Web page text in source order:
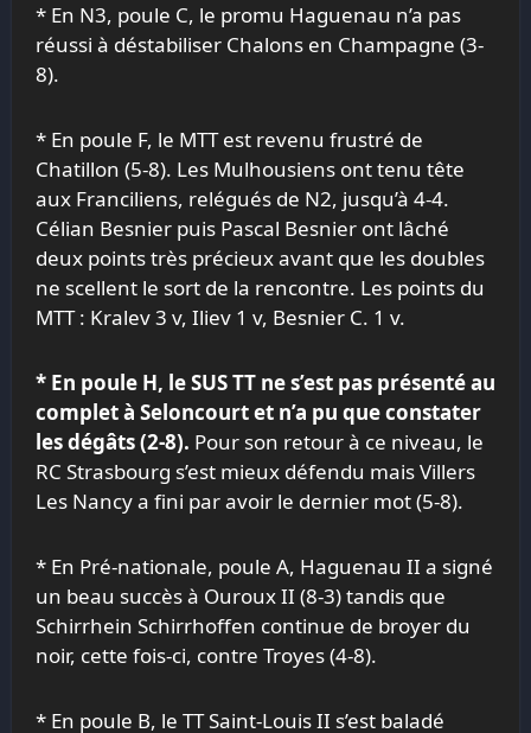
* En N3, poule C, le promu Haguenau n’a pas
réussi à déstabiliser Chalons en Champagne (3-
8).
* En poule F, le MTT est revenu frustré de
Chatillon (5-8). Les Mulhousiens ont tenu tête
aux Franciliens, relégués de N2, jusqu’à 4-4.
Célian Besnier puis Pascal Besnier ont lâché
deux points très précieux avant que les doubles
ne scellent le sort de la rencontre. Les points du
MTT : Kralev 3 v, Iliev 1 v, Besnier C. 1 v.
* En poule H, leSUSTT ne s’est pas présenté au
complet à Seloncourt et n’a pu que constater
les dégâts (2-8). Pour son retour à ce niveau, le
RC Strasbourg s’est mieux défendu mais Villers
Les Nancy a fini par avoir le dernier mot (5-8).
* En Pré-nationale, poule A, Haguenau II a signé
un beau succès à Ouroux II (8-3) tandis que
Schirrhein Schirrhoffen continue de broyer du
noir, cette fois-ci, contre Troyes (4-8).
* En poule B, le TT Saint-Louis II s’est baladé